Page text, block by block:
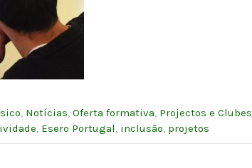
, Notícias, Oferta formativa, Projectos e Clubes
, Esero Portugal, inclusão, projetos